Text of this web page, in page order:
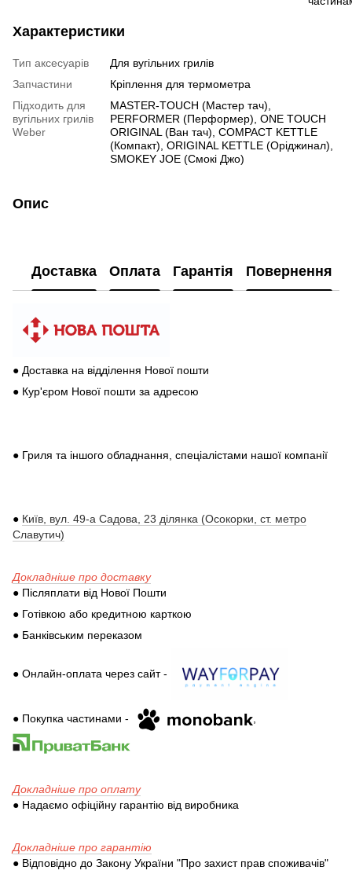
Характеристики
Тип аксесуарів
Для вугільних грилів
Запчастини
Кріплення для термометра
Підходить для
вугільних грилів
Weber
MASTER-TOUCH (Мастер тач),
PERFORMER (Перформер), ONE TOUCH
ORIGINAL (Ван тач), COMPACT KETTLE
(Компакт), ORIGINAL KETTLE (Оріджинал),
SMOKEY JOE (Смокі Джо)
Опис
Доставка Оплата Гарантія Повернення
● Доставка на відділення Нової пошти
● Кур'єром Нової пошти за адресою
● Гриля та іншого обладнання, спеціалістами нашої компанії
● Київ, вул. 49-а Садова, 23 ділянка (Осокорки, ст. метро
Славутич)
Докладніше про доставку
● Післяплати від Нової Пошти
● Готівкою або кредитною карткою
● Банківським переказом
● Онлайн-оплата через сайт -
● Покупка частинами - ,
Докладніше про оплату
● Надаємо офіційну гарантію від виробника
Докладніше про гарантію
● Відповідно до Закону України "Про захист прав споживачів"